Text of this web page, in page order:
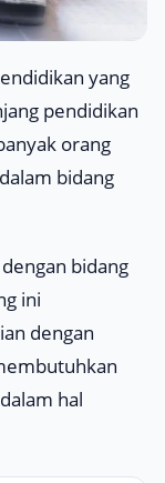
yang
pendidikan
orang
bidang
bidang
ini
dengan
hal